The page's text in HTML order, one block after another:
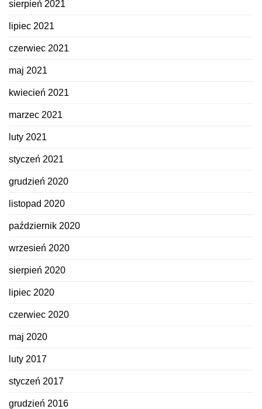
sierpień 2021
lipiec 2021
czerwiec 2021
maj 2021
kwiecień 2021
marzec 2021
luty 2021
styczeń 2021
grudzień 2020
listopad 2020
październik 2020
wrzesień 2020
sierpień 2020
lipiec 2020
czerwiec 2020
maj 2020
luty 2017
styczeń 2017
grudzień 2016